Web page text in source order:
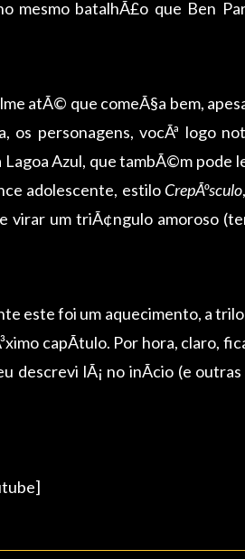
mesmo batalhÃ£o que Ben
atÃ© que comeÃ§a bem,
personagens, vocÃª logo
Azul, que tambÃ©m pode
adolescente, estilo CrepÃºsculo
virar um triÃ¢ngulo amoroso
este foi um aquecimento, a
capÃ­tulo. Por hora, claro,
descrevi lÃ¡ no inÃ­cio (e